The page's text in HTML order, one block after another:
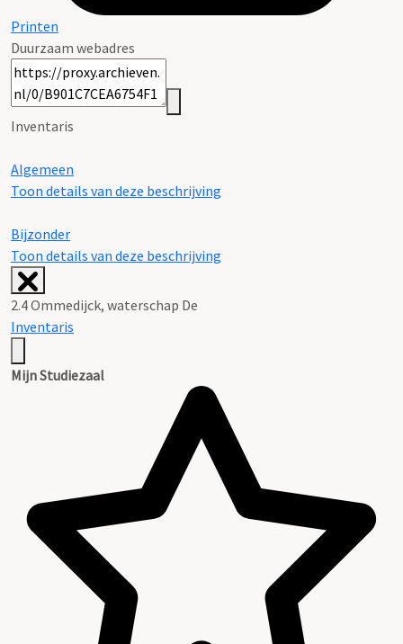
Printen
Duurzaam webadres
Inventaris
Algemeen
Toon details van deze beschrijving
Bijzonder
Toon details van deze beschrijving
2.4 Ommedijck, waterschap De
Inventaris
Mijn Studiezaal